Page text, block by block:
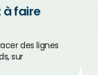
faire
des lignes
sur